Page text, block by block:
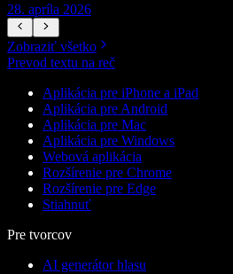
28. apríla 2026
Zobraziť všetko
Prevod textu na reč
Aplikácia pre iPhone a iPad
Aplikácia pre Android
Aplikácia pre Mac
Aplikácia pre Windows
Webová aplikácia
Rozšírenie pre Chrome
Rozšírenie pre Edge
Stiahnuť
Pre tvorcov
AI generátor hlasu